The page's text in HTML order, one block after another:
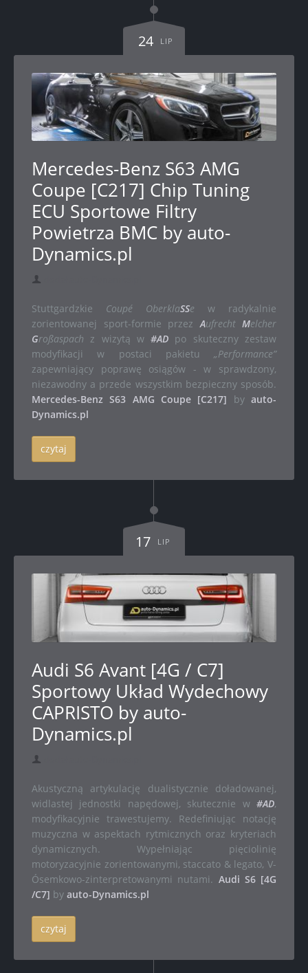
24 LIP
Mercedes-Benz S63 AMG
Coupe [C217] Chip Tuning
ECU Sportowe Filtry
Powietrza BMC by auto-
Dynamics.pl
Stuttgardzkie Coupé OberklaSSe w radykalnie
zorientowanej sport-formie przezAufrecht Melcher
Großaspach z wizytą w#AD po skuteczny zestaw
modyfikacji w postaci pakietu „Performance”
zapewniający poprawę osiągów - w sprawdzony,
niezawodny a przede wszystkim bezpieczny sposób.
Mercedes-Benz S63 AMG Coupe [C217] byauto-
Dynamics.pl
czytaj
17 LIP
Audi S6 Avant [4G / C7]
Sportowy Układ Wydechowy
CAPRISTO by auto-
Dynamics.pl
Akustyczną artykulację dualistycznie doładowanej,
widlastej jednostki napędowej, skutecznie w #AD,
modyfikacyjnie trawestujemy. Redefiniując notację
muzyczna w aspektach rytmicznych oraz kryteriach
dynamicznych. Wypełniając pięciolinię
motoryzacyjnie zorientowanymi, staccato & legato, V-
Ósemkowo-zinterpretowanymi nutami. Audi S6 [4G
/C7] by auto-Dynamics.pl
czytaj